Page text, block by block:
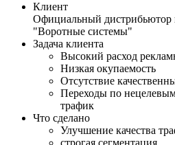
Клиент
Официальный дистрибьютор
"Воротные системы"
Задача клиента
Высокий расход
Низкая окупаемость
Отсутствие
Переходы по
трафик
Что сделано
Улучшение качества